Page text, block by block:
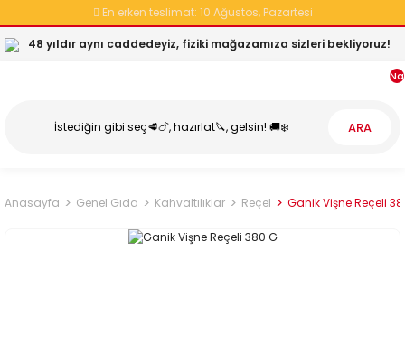
En erken teslimat: 10 Ağustos, Pazartesi
48 yıldır aynı caddedeyiz, fiziki mağazamıza sizleri bekliyoruz!
ARA
Anasayfa Genel Gıda Kahvaltılıklar Reçel Ganik Vişne Reçeli